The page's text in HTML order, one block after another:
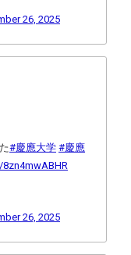
26, 2025
#慶應大学 #慶應
26, 2025